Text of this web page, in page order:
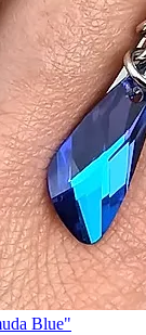
Blue"